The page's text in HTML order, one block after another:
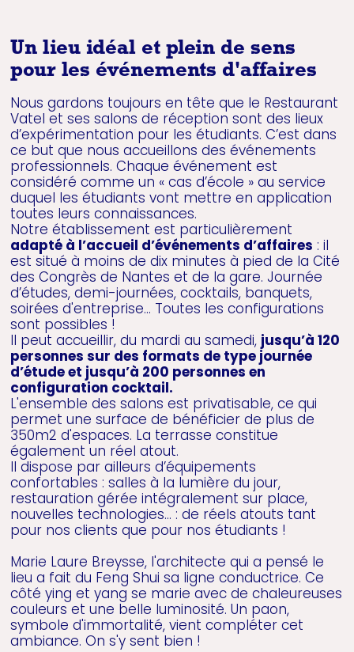
Un lieu idéal et plein de sens
pour les événements d'affaires
Nous gardons toujours en tête que le Restaurant
Vatel et ses salons de réception sont des lieux
d’expérimentation pour les étudiants. C’est dans
ce but que nous accueillons des événements
professionnels. Chaque événement est
considéré comme un « cas d’école » au service
duquel les étudiants vont mettre en application
toutes leurs connaissances.
Notre établissement est particulièrement
adapté à l’accueil d’événements d’affaires : il
est situé à moins de dix minutes à pied de la Cité
des Congrès de Nantes et de la gare. Journée
d’études, demi-journées, cocktails, banquets,
soirées d'entreprise... Toutes les configurations
sont possibles !
Il peut accueillir, du mardi au samedi, jusqu’à 120
personnes sur des formats de type journée
d’étude et jusqu’à 200 personnes en
configuration cocktail.
L'ensemble des salons est privatisable, ce qui
permet une surface de bénéficier de plus de
350m2 d'espaces. La terrasse constitue
également un réel atout.
Il dispose par ailleurs d’équipements
confortables : salles à la lumière du jour,
restauration gérée intégralement sur place,
nouvelles technologies… : de réels atouts tant
pour nos clients que pour nos étudiants !
Marie Laure Breysse, l'architecte qui a pensé le
lieu a fait du Feng Shui sa ligne conductrice. Ce
côté ying et yang se marie avec de chaleureuses
couleurs et une belle luminosité. Un paon,
symbole d'immortalité, vient compléter cet
ambiance. On s'y sent bien !